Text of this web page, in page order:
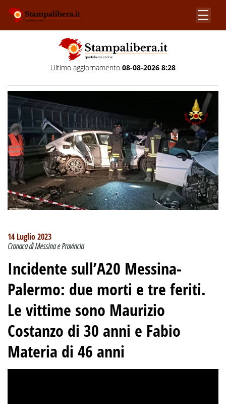
Ultimo aggiornamento 08-08-2026 8:28
14 Luglio 2023
Cronaca di Messina e Provincia
Incidente sull’A20 Messina-
Palermo: due morti e tre feriti.
Le vittime sono Maurizio
Costanzo di 30 anni e Fabio
Materia di 46 anni